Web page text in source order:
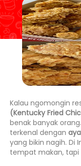
Kalau ngomongin
(Kentucky Fried
benak banyak
terkenal dengan
yang bikin nagih. Di
tempat makan, tapi